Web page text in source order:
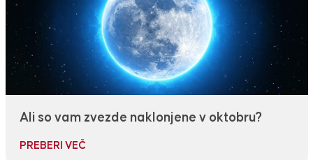
Ali so vam zvezde naklonjene v oktobru?
PREBERI VEČ